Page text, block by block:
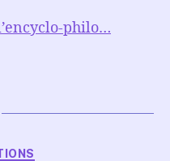
philo…